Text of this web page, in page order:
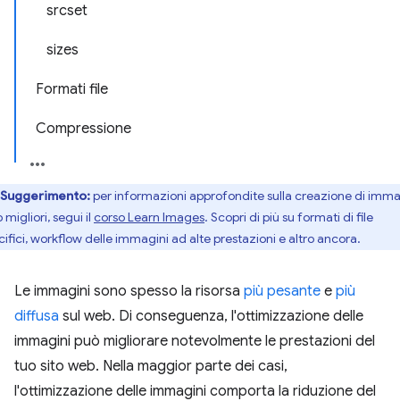
srcset
sizes
Formati file
Compressione
Suggerimento:per informazioni approfondite sulla creazione di
migliori, segui il corso Learn Images. Scopri di più su formati di file
workflow delle immagini ad alte prestazioni e altro ancora.
Le immagini sono spesso la risorsa più pesante e più
diffusa sul web. Di conseguenza, l'ottimizzazione delle
immagini può migliorare notevolmente le prestazioni del
tuo sito web. Nella maggior parte dei casi,
l'ottimizzazione delle immagini comporta la riduzione del